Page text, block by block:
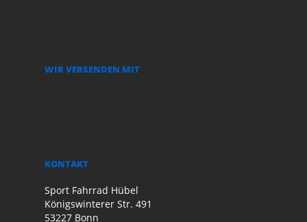
WIR VERSENDEN MIT
KONTAKT
Sport Fahrrad Hübel
Königswinterer Str. 491
53227 Bonn